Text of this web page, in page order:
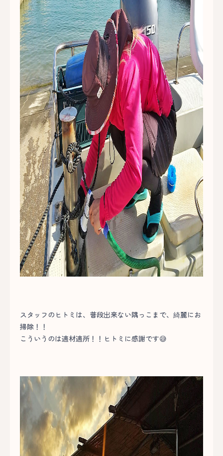
スタッフのヒトミは、普段出来ない隅っこまで、綺麗にお
掃除！！
こういうのは適材適所！！ヒトミに感謝です😅